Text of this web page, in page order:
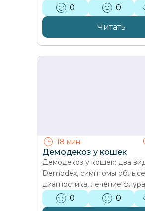
нормальная реакция на
советы ветеринара…
0 0
Читать
18 мин.
Демодекоз у кошек
Демодекоз у кошек: два
Demodex, симптомы
диагностика, лечение
и профилактика. Советы
Варвары Горичкиной…
0 0